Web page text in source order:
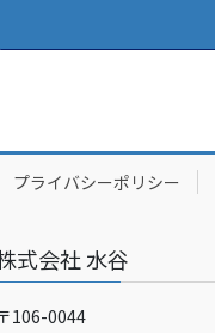
プライバシーポリシー
式会社 水谷
106-0044